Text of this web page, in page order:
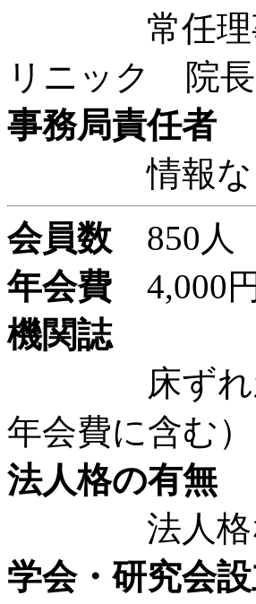
常任理事
リニック 院長
事務局責任者
情報な
会員数 850人
年会費 4,000円
機関誌
床ずれ新聞
年会費に含む）
法人格の有無
法人格
学会・研究会